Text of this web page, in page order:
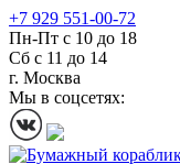
+7 929 551-00-72
Пн-Пт с 10 до 18
Сб с 11 до 14
г. Москва
Мы в соцсетях: